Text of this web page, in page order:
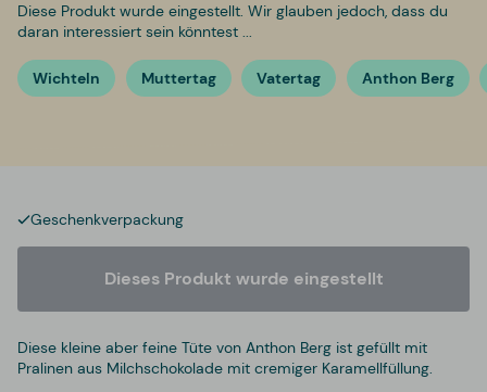
Diese Produkt wurde eingestellt. Wir glauben jedoch, dass du
daran interessiert sein könntest ...
Wichteln Muttertag Vatertag Anthon Berg
Geschenkverpackung
Dieses Produkt wurde eingestellt
Diese kleine aber feine Tüte von Anthon Berg ist gefüllt mit
Pralinen aus Milchschokolade mit cremiger Karamellfüllung.